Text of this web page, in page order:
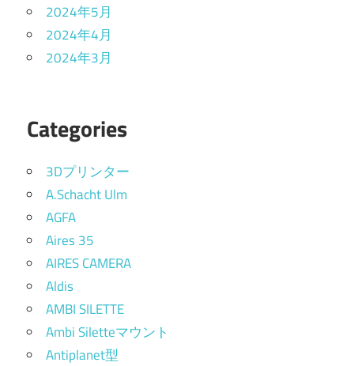
2024年5月
2024年4月
2024年3月
Categories
3Dプリンター
A.Schacht Ulm
AGFA
Aires 35
AIRES CAMERA
Aldis
AMBI SILETTE
Ambi Siletteマウント
Antiplanet型